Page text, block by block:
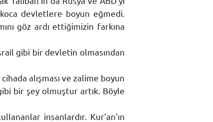
devletlere boyun eğmedi.
göz ardı ettiğimizin farkına
gibi bir devletin olmasından
alışması ve zalime boyun
bir şey olmuştur artık. Böyle
insanlardır. Kur’an’ın